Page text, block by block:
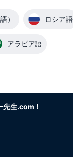
） ロシア語
アラビア語
先生.com！